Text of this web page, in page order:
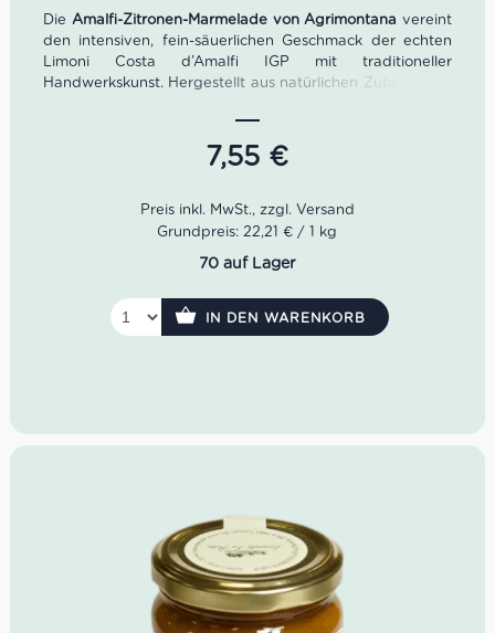
Die Amalfi-Zitronen-Marmelade von Agrimontana vereint
den intensiven, fein-säuerlichen Geschmack der echten
Limoni Costa d’Amalfi IGP mit traditioneller
Handwerkskunst. Hergestellt aus natürlichen Zutaten und
7,55 €
Grundpreis: 22,21 € / 1 kg
70 auf Lager
IN DEN WARENKORB